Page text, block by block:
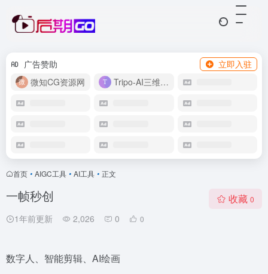
广告赞助
立即入驻
微知CG资源网
Tripo-AI三维模型
首页 • AIGC工具 • AI工具 • 正文
一帧秒创
1年前更新 2,026 0 0
收藏 0
数字人、智能剪辑、AI绘画